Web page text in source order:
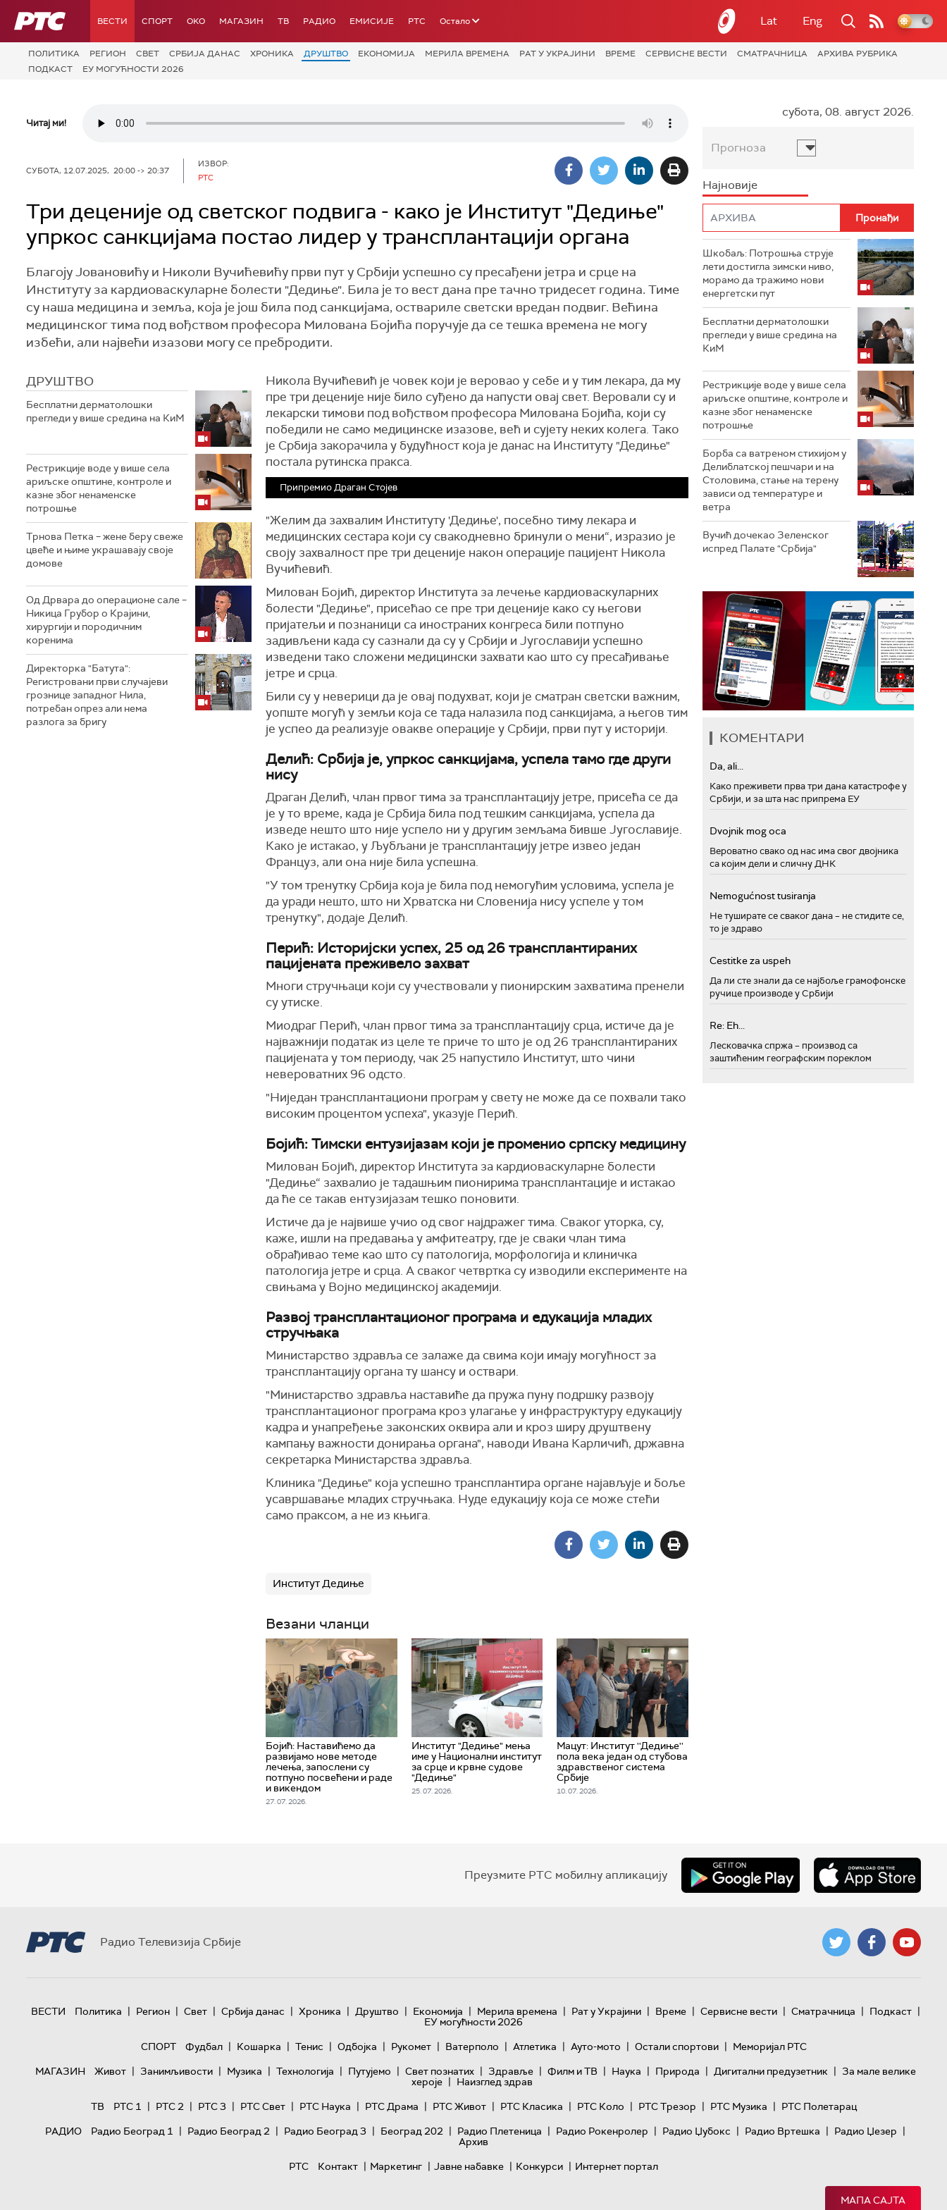
РТС ВЕСТИ СПОРТ OKO МАГАЗИН ТВ РАДИО ЕМИСИЈЕ РТС Остало Lat Eng
ПОЛИТИКА РЕГИОН СВЕТ СРБИЈА ДАНАС ХРОНИКА ДРУШТВО ЕКОНОМИЈА МЕРИЛА ВРЕМЕНА РАТ У УКРАЈИНИ ВРЕМЕ СЕРВИСНЕ ВЕСТИ СМАТРАЧНИЦА
АРХИВА РУБРИКА
ПОДКАСТ
ЕУ МОГУЋНОСТИ 2026
Читај ми!
СУБОТА, 12.07.2025, 20:00 -> 20:37
ИЗВОР:
РТС
Три деценије од светског подвига - како је Институт "Дедиње"
упркос санкцијама постао лидер у трансплантацији органа
Благоју Јовановићу и Николи Вучићевићу први пут у Србији успешно су пресађени јетра и срце на
Институту за кардиоваскуларне болести "Дедиње". Била је то вест дана пре тачно тридесет година. Тиме
су наша медицина и земља, која је још била под санкцијама, оствариле светски вредан подвиг. Већина
медицинског тима под вођством професора Милована Бојића поручује да се тешка времена не могу
избећи, али највећи изазови могу се пребродити.
ДРУШТВО
Бесплатни дерматолошки
прегледи у више средина на КиМ
Рестрикције воде у више села
ариљске општине, контроле и
казне због ненаменске
потрошње
Трнова Петка – жене беру свеже
цвеће и њиме украшавају своје
домове
Од Дрвара до операционе сале –
Никица Грубор о Крајини,
хирургији и породичним
коренима
Директорка "Батута":
Регистровани први случајеви
грознице западног Нила,
потребан опрез али нема
разлога за бригу
Никола Вучићевић је човек који је веровао у себе и у тим лекара, да му
пре три деценије није било суђено да напусти овај свет. Веровали су и
лекарски тимови под вођством професора Милована Бојића, који су
победили не само медицинске изазове, већ и сујету неких колега. Тако
је Србија закорачила у будућност која је данас на Институту "Дедиње"
постала рутинска пракса.
Припремио Драган Стојев
"Желим да захвалим Институту 'Дедиње', посебно тиму лекара и
медицинских сестара који су свакодневно бринули о мени“, изразио је
своју захвалност пре три деценије након операције пацијент Никола
Вучићевић.
Милован Бојић, директор Института за лечење кардиоваскуларних
болести "Дедиње", присећао се пре три деценије како су његови
пријатељи и познаници са иностраних конгреса били потпуно
задивљени када су сазнали да су у Србији и Југославији успешно
изведени тако сложени медицински захвати као што су пресађивање
јетре и срца.
Били су у неверици да је овај подухват, који је сматран светски важним,
уопште могућ у земљи која се тада налазила под санкцијама, а његов тим
је успео да реализује овакве операције у Србији, први пут у историји.
Делић: Србија је, упркос санкцијама, успела тамо где други
нису
Драган Делић, члан првог тима за трансплантацију јетре, присећа се да
је у то време, када је Србија била под тешким санкцијама, успела да
изведе нешто што није успело ни у другим земљама бивше Југославије.
Како је истакао, у Љубљани је трансплантацију јетре извео један
Француз, али она није била успешна.
"У том тренутку Србија која је била под немогућим условима, успела је
да уради нешто, што ни Хрватска ни Словенија нису успеле у том
тренутку", додаје Делић.
Перић: Историјски успех, 25 од 26 трансплантираних
пацијената преживело захват
Многи стручњаци који су учествовали у пионирским захватима пренели
су утиске.
Миодраг Перић, члан првог тима за трансплантацију срца, истиче да је
најважнији податак из целе те приче то што је од 26 трансплантираних
пацијената у том периоду, чак 25 напустило Институт, што чини
невероватних 96 одсто.
"Ниједан трансплантациони програм у свету не може да се похвали тако
високим процентом успеха", указује Перић.
Бојић: Тимски ентузијазам који је променио српску медицину
Милован Бојић, директор Института за кардиоваскуларне болести
"Дедиње“ захвалио је тадашњим пионирима трансплантације и истакао
да ће се такав ентузијазам тешко поновити.
Истиче да је највише учио од свог најдражег тима. Сваког уторка, су,
каже, ишли на предавања у амфитеатру, где је сваки члан тима
обрађивао теме као што су патологија, морфологија и клиничка
патологија јетре и срца. А сваког четвртка су изводили експерименте на
свињама у Војно медицинској академији.
Развој трансплантационог програма и едукација младих
стручњака
Министарство здравља се залаже да свима који имају могућност за
трансплантацију органа ту шансу и оствари.
"Министарство здравља наставиће да пружа пуну подршку развоју
трансплантационог програма кроз улагање у инфраструктуру едукацију
кадра и унапређење законских оквира али и кроз ширу друштвену
кампању важности донирања органа", наводи Ивана Карличић, државнa
секретаркa Министарства здравља.
Клиника "Дедиње" која успешно трансплантира органе најављује и боље
усавршавање младих стручњака. Нуде едукацију која се може стећи
само праксом, а не из књига.
Институт Дедиње
Везани чланци
Бојић: Наставићемо да
развијамо нове методе
лечења, запослени су
потпуно посвећени и раде
и викендом
27. 07. 2026.
Институт "Дедиње" мења
име у Национални институт
за срце и крвне судове
"Дедиње"
25. 07. 2026.
Мацут: Институт ''Дедиње''
пола века један од стубова
здравственог система
Србије
10. 07. 2026.
субота, 08. август 2026.
Прогноза
Најновије
Шкобаљ: Потрошња струје
лети достигла зимски ниво,
морамо да тражимо нови
енергетски пут
Бесплатни дерматолошки
прегледи у више средина на
КиМ
Рестрикције воде у више села
ариљске општине, контроле и
казне због ненаменске
потрошње
Борба са ватреном стихијом у
Делиблатској пешчари и на
Столовима, стање на терену
зависи од температуре и
ветра
Вучић дочекао Зеленског
испред Палате "Србија"
КОМЕНТАРИ
Da, ali...
Како преживети прва три дана катастрофе у
Србији, и за шта нас припрема ЕУ
Dvojnik mog oca
Вероватно свако од нас има свог двојника
са којим дели и сличну ДНК
Nemogućnost tusiranja
Не туширате се сваког дана – не стидите се,
то је здраво
Cestitke za uspeh
Да ли сте знали да се најбоље грамофонске
ручице производе у Србији
Re: Eh...
Лесковачка спржа – производ са
заштићеним географским пореклом
Преузмите РТС мобилну апликацију
Радио Телевизија Србије
ВЕСТИ Политика | Регион | Свет | Србија данас | Хроника | Друштво | Економија | Мерила времена | Рат у Украјини | Време | Сервисне вести | Сматрачница | Подкаст |
ЕУ могућности 2026
СПОРТ
Фудбал | Кошарка | Тенис | Одбојка | Рукомет | Ватерполо | Атлетика | Ауто-мото | Остали спортови | Меморијал РТС
МАГАЗИН
Живот | Занимљивости | Музика | Технологијa | Путујемо | Свет познатих | Здравље | Филм и ТВ | Наука | Природа | Дигитални предузетник | За мале велике
хероје | Наизглед здрав
ТВ
РТС 1 | РТС 2 | РТС 3 | РТС Свет | РТС Наука | РТС Драма | РТС Живот | РТС Класика | РТС Коло | РТС Трезор | РТС Музика | РТС Полетарац
РАДИО
Радио Београд 1 | Радио Београд 2 | Радио Београд 3 | Београд 202 | Радио Плетеница | Радио Рокенролер | Радио Џубокс | Радио Вртешка | Радио Џезер |
Архив
РТС
Контакт | Маркетинг | Јавне набавке | Конкурси | Интернет портал
МАПА САЈТА